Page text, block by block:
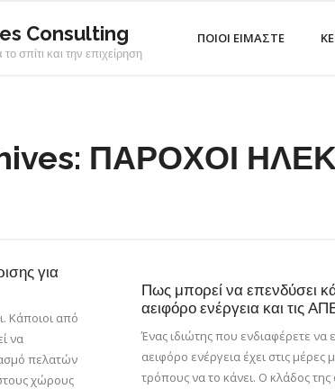
Consulting
σπίτι και την επιχείρηση
ΠΟΙΟΙ ΕΙΜΑΣΤΕ
ΠΑΡΟΧΟΙ
για
Κάποιοι από
να
πελατών
χώρους
Πως μπορεί να επενδύσει
αειφόρο ενέργεια και τις
Ένας ιδιώτης που ενδιαφέρετε να
αειφόρο ενέργεια έχει στις μέρες
τρόπους να το κάνει. Ο κλάδος